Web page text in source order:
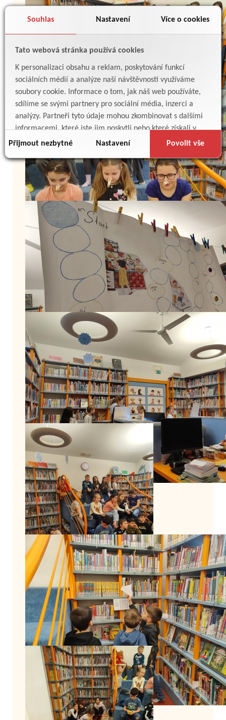
Souhlas Nastavení Více o cookies
Tato webová stránka používá cookies
K personalizaci obsahu a reklam, poskytování funkcí
sociálních médií a analýze naší návštěvnosti využíváme
soubory cookie. Informace o tom, jak náš web používáte,
sdílíme se svými partnery pro sociální média, inzerci a
analýzy. Partneři tyto údaje mohou zkombinovat s dalšími
informacemi, které jste jim poskytli nebo které získali v
důsledku toho, že používáte jejich služby.
Přijmout nezbytné Nastavení Povolit vše